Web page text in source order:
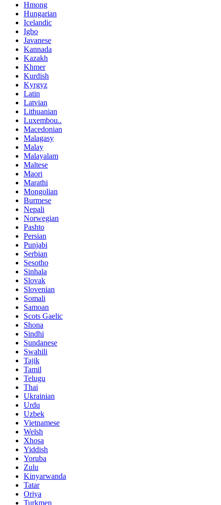
Hmong
Hungarian
Icelandic
Igbo
Javanese
Kannada
Kazakh
Khmer
Kurdish
Kyrgyz
Latin
Latvian
Lithuanian
Luxembou..
Macedonian
Malagasy
Malay
Malayalam
Maltese
Maori
Marathi
Mongolian
Burmese
Nepali
Norwegian
Pashto
Persian
Punjabi
Serbian
Sesotho
Sinhala
Slovak
Slovenian
Somali
Samoan
Scots Gaelic
Shona
Sindhi
Sundanese
Swahili
Tajik
Tamil
Telugu
Thai
Ukrainian
Urdu
Uzbek
Vietnamese
Welsh
Xhosa
Yiddish
Yoruba
Zulu
Kinyarwanda
Tatar
Oriya
Turkmen